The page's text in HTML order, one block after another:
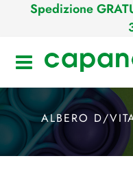
Spedizione
Open
ALBERO D/